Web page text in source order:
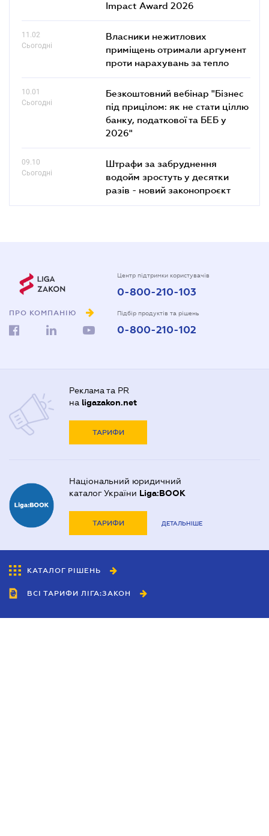
Impact Award 2026
11.02
Сьогодні
Власники нежитлових
приміщень отримали аргумент
проти нарахувань за тепло
10.01
Сьогодні
Безкоштовний вебінар "Бізнес
під прицілом: як не стати ціллю
банку, податкової та БЕБ у
2026"
09.10
Сьогодні
Штрафи за забруднення
водойм зростуть у десятки
разів - новий законопроєкт
ПРО КОМПАНІЮ
Центр підтримки користувачів
0-800-210-103
Підбір продуктів та рішень
0-800-210-102
Реклама та PR
на ligazakon.net
ТАРИФИ
Національний юридичний
каталог України Liga:BOOK
ТАРИФИ ДЕТАЛЬНІШЕ
КАТАЛОГ РІШЕНЬ
ВСІ ТАРИФИ ЛІГА:ЗАКОН